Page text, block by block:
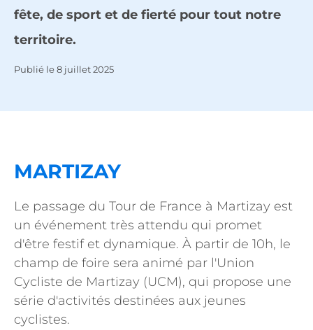
fête, de sport et de fierté pour tout notre
territoire.
Publié le8 juillet 2025
MARTIZAY
Le passage du Tour de France à Martizay est
un événement très attendu qui promet
d'être festif et dynamique. À partir de 10h, le
champ de foire sera animé par l'Union
Cycliste de Martizay (UCM), qui propose une
série d'activités destinées aux jeunes
cyclistes.